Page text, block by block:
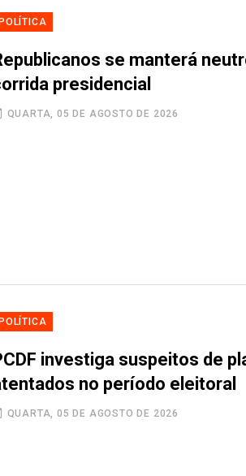
se manterá
presidencial
QUARTA, 05 DE AGOSTO DE 2026
investiga suspeitos de
no período eleitoral
QUARTA, 05 DE AGOSTO DE 2026